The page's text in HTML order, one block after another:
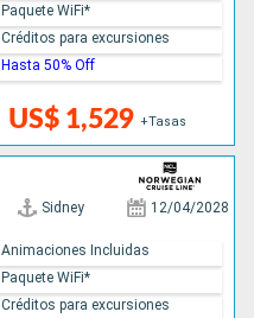
US$ 1,529 +Tasas
Paquete WiFi*
Créditos para excursiones
Hasta 50% Off
Sidney 12/04/2028
Animaciones Incluidas
Paquete WiFi*
Créditos para excursiones